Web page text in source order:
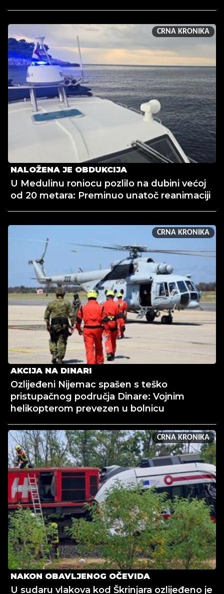
CRNA KRONIKA
NALOŽENA JE OBDUKCIJA
U Medulinu roniocu pozlilo na dubini većoj
od 20 metara: Preminuo unatoč reanimaciji
CRNA KRONIKA
AKCIJA NA DINARI
Ozlijeđeni Nijemac spašen s teško
pristupačnog područja Dinare: Vojnim
helikopterom prevezen u bolnicu
CRNA KRONIKA
NAKON OBAVLJENOG OČEVIDA
U sudaru vlakova kod Škrinjara ozlijeđeno je